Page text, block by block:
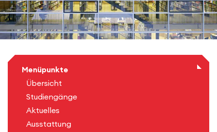
Menüpunkte
Übersicht
Studiengänge
Aktuelles
Ausstattung